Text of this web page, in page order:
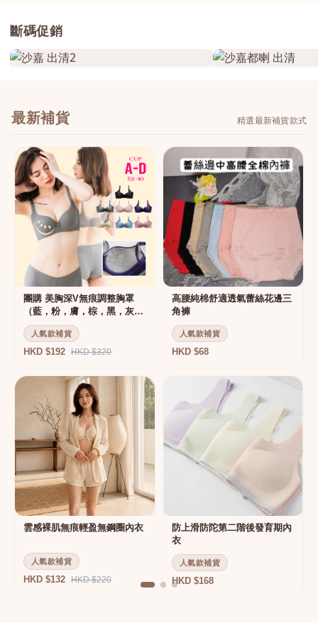
斷碼促銷
最新補貨 精選最新補貨款式
團購 美胸深V無痕調整胸罩
（藍，粉，膚，棕，黑，灰）
集中托高運動可穿
人氣款補貨
HKD $192 HKD $320
高腰純棉舒適透氣蕾絲花邊三
角褲
人氣款補貨
HKD $68
雲感裸肌無痕輕盈無鋼圈內衣
人氣款補貨
HKD $132 HKD $220
防上滑防陀第二階後發育期內
衣
人氣款補貨
HKD $168